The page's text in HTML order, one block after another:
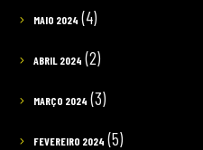
MAIO 2024 (4)
ABRIL 2024 (2)
MARÇO 2024 (3)
FEVEREIRO 2024 (5)